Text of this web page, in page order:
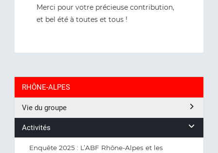
Merci pour votre précieuse contribution,
et bel été à toutes et tous !
RHÔNE-ALPES
Vie du groupe
Activités
Enquête 2025 : L’ABF Rhône-Alpes et les